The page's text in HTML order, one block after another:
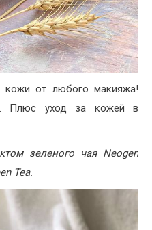
кожи от любого макияжа!
Плюс уход за кожей в
зеленого чая Neogen
Tea.